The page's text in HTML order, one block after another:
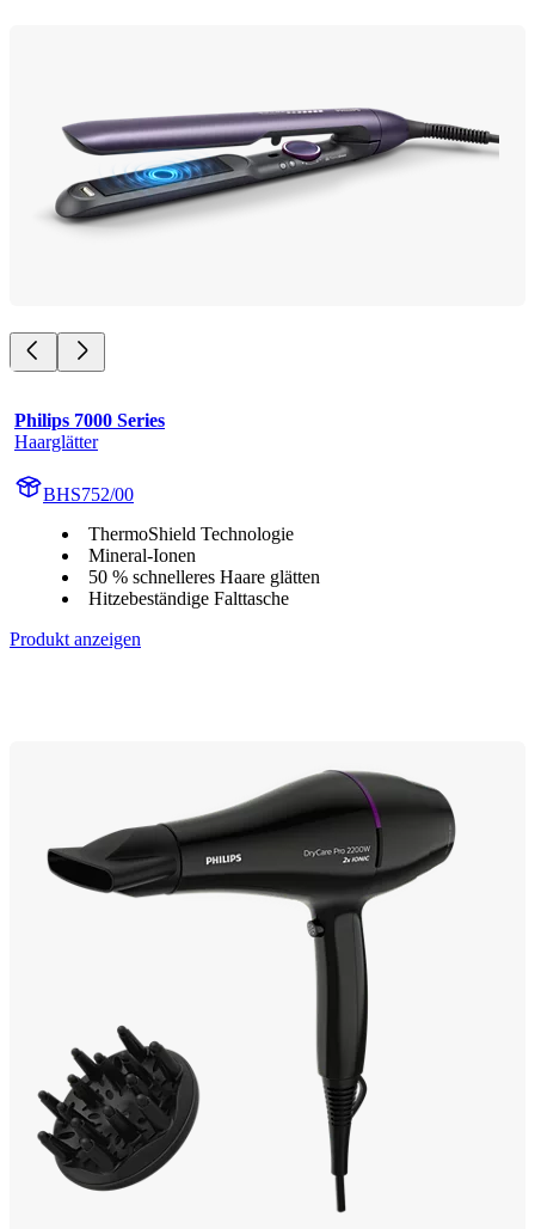
Philips 7000 Series
Haarglätter
BHS752/00
ThermoShield Technologie
Mineral-Ionen
50 % schnelleres Haare glätten
Hitzebeständige Falttasche
Produkt anzeigen